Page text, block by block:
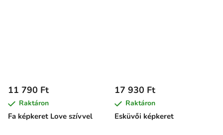
Fa képkeret Love szívvel
11 790 Ft
Raktáron
Esküvői képkeret
17 930 Ft
Raktáron